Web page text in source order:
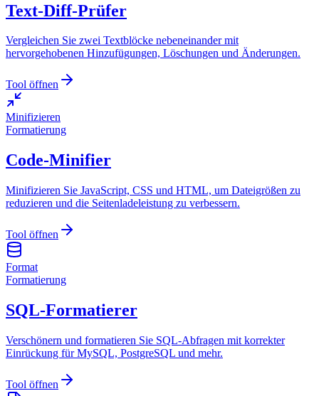
Text-Diff-Prüfer
Vergleichen Sie zwei Textblöcke nebeneinander mit
hervorgehobenen Hinzufügungen, Löschungen und Änderungen.
Tool öffnen
Minifizieren
Formatierung
Code-Minifier
Minifizieren Sie JavaScript, CSS und HTML, um Dateigrößen zu
reduzieren und die Seitenladeleistung zu verbessern.
Tool öffnen
Format
Formatierung
SQL-Formatierer
Verschönern und formatieren Sie SQL-Abfragen mit korrekter
Einrückung für MySQL, PostgreSQL und mehr.
Tool öffnen